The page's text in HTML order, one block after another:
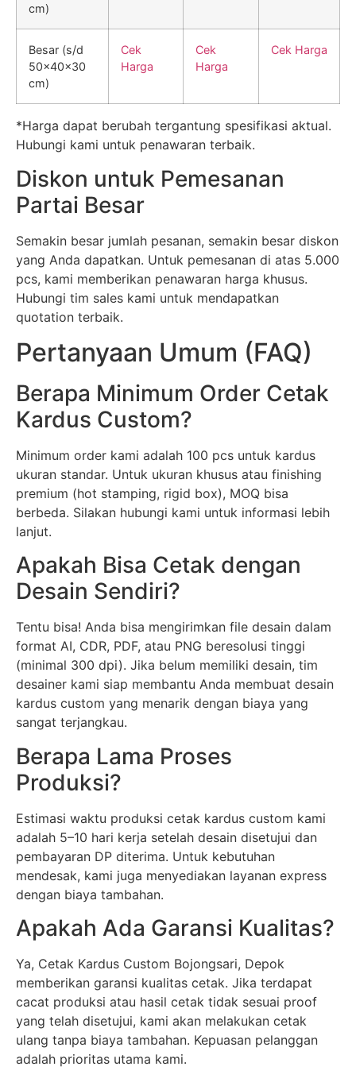
cm)
Besar (s/d
50x40x30
cm)
Cek
Harga
Cek
Harga
Cek Harga
*Harga dapat berubah tergantung spesifikasi aktual.
Hubungi kami untuk penawaran terbaik.
Diskon untuk Pemesanan
Partai Besar
Semakin besar jumlah pesanan, semakin besar diskon
yang Anda dapatkan. Untuk pemesanan di atas 5.000
pcs, kami memberikan penawaran harga khusus.
Hubungi tim sales kami untuk mendapatkan
quotation terbaik.
Pertanyaan Umum (FAQ)
Berapa Minimum Order Cetak
Kardus Custom?
Minimum order kami adalah 100 pcs untuk kardus
ukuran standar. Untuk ukuran khusus atau finishing
premium (hot stamping, rigid box), MOQ bisa
berbeda. Silakan hubungi kami untuk informasi lebih
lanjut.
Apakah Bisa Cetak dengan
Desain Sendiri?
Tentu bisa! Anda bisa mengirimkan file desain dalam
format AI, CDR, PDF, atau PNG beresolusi tinggi
(minimal 300 dpi). Jika belum memiliki desain, tim
desainer kami siap membantu Anda membuat desain
kardus custom yang menarik dengan biaya yang
sangat terjangkau.
Berapa Lama Proses
Produksi?
Estimasi waktu produksi cetak kardus custom kami
adalah 5–10 hari kerja setelah desain disetujui dan
pembayaran DP diterima. Untuk kebutuhan
mendesak, kami juga menyediakan layanan express
dengan biaya tambahan.
Apakah Ada Garansi Kualitas?
Ya, Cetak Kardus Custom Bojongsari, Depok
memberikan garansi kualitas cetak. Jika terdapat
cacat produksi atau hasil cetak tidak sesuai proof
yang telah disetujui, kami akan melakukan cetak
ulang tanpa biaya tambahan. Kepuasan pelanggan
adalah prioritas utama kami.